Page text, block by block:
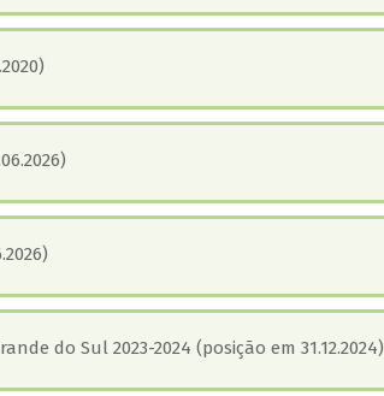
do Sul 2023-2024 (posição em 31.12.2024)